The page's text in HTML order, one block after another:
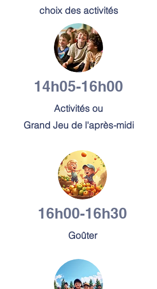
choix des activités
14h05-16h00
Activités ou
Grand Jeu de l'après-midi
16h00-16h30
Goûter